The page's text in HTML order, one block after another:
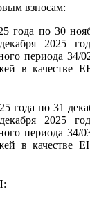
взносам:
года по 30
2025
периода 34/
в качестве
года по 31
2025
периода 34/
в качестве